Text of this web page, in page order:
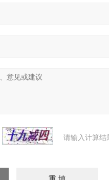
请输入计算结